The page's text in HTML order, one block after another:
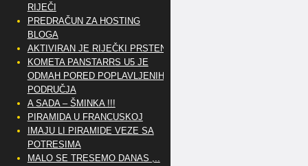
RIJEČI
PREDRAČUN ZA HOSTING
BLOGA
AKTIVIRAN JE RIJEČKI PRSTEN
KOMETA PANSTARRS U5 JE
ODMAH PORED POPLAVLJENIH
PODRUČJA
A SADA – ŠMINKA !!!
PIRAMIDA U FRANCUSKOJ
IMAJU LI PIRAMIDE VEZE SA
POTRESIMA
MALO SE TRESEMO DANAS ,..